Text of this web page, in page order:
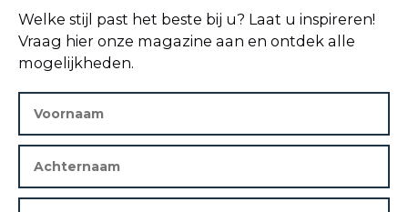
Welke stijl past het beste bij u? Laat u inspireren!
Vraag hier onze magazine aan en ontdek alle
mogelijkheden.